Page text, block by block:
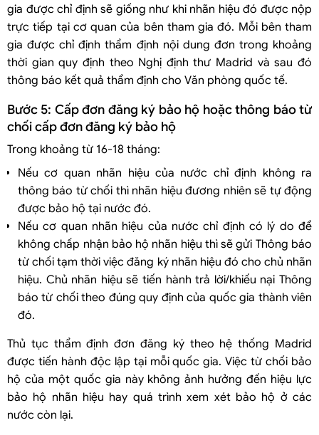
gia được chỉ định sẽ giống như khi nhãn hiệu đó được nộp
trực tiếp tại cơ quan của bên tham gia đó. Mỗi bên tham
gia được chỉ định thẩm định nội dung đơn trong khoảng
thời gian quy định theo Nghị định thư Madrid và sau đó
thông báo kết quả thẩm định cho Văn phòng quốc tế.
Bước 5: Cấp đơn đăng ký bảo hộ hoặc thông báo từ
chối cấp đơn đăng ký bảo hộ
Trong khoảng từ 16-18 tháng:
Nếu cơ quan nhãn hiệu của nước chỉ định không ra
thông báo từ chối thì nhãn hiệu đương nhiên sẽ tự động
được bảo hộ tại nước đó.
Nếu cơ quan nhãn hiệu của nước chỉ định có lý do để
không chấp nhận bảo hộ nhãn hiệu thì sẽ gửi Thông báo
từ chối tạm thời việc đăng ký nhãn hiệu đó cho chủ nhãn
hiệu. Chủ nhãn hiệu sẽ tiến hành trả lời/khiếu nại Thông
báo từ chối theo đúng quy định của quốc gia thành viên
đó.
Thủ tục thẩm định đơn đăng ký theo hệ thống Madrid
được tiến hành độc lập tại mỗi quốc gia. Việc từ chối bảo
hộ của một quốc gia này không ảnh hưởng đến hiệu lực
bảo hộ nhãn hiệu hay quá trình xem xét bảo hộ ở các
nước còn lại.